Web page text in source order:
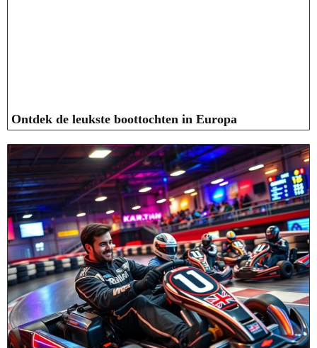
Ontdek de leukste boottochten in Europa